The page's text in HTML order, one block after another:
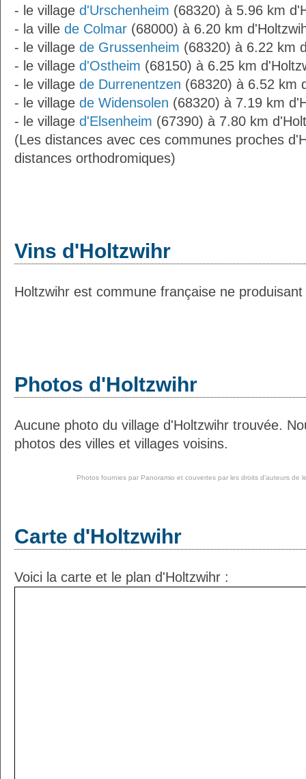
- le village d'Urschenheim (68320) à 5.96 km
- la ville de Colmar (68000) à 6.20 km
- le village de Grussenheim (68320) à 6.22 km
- le village d'Ostheim (68150) à 6.25 km
- le village de Durrenentzen (68320) à 6.52 km
- le village de Widensolen (68320) à 7.19 km
- le village d'Elsenheim (67390) à 7.80 km
(Les distances avec ces communes proches
distances orthodromiques)
Vins d'Holtzwihr
Holtzwihr est commune française ne
Photos d'Holtzwihr
Aucune photo du village d'Holtzwihr trouvée.
photos des villes et villages voisins.
Photos fournies par Panoramio et couvertes par les droits d'auteurs de
Carte d'Holtzwihr
Voici la carte et le plan d'Holtzwihr :